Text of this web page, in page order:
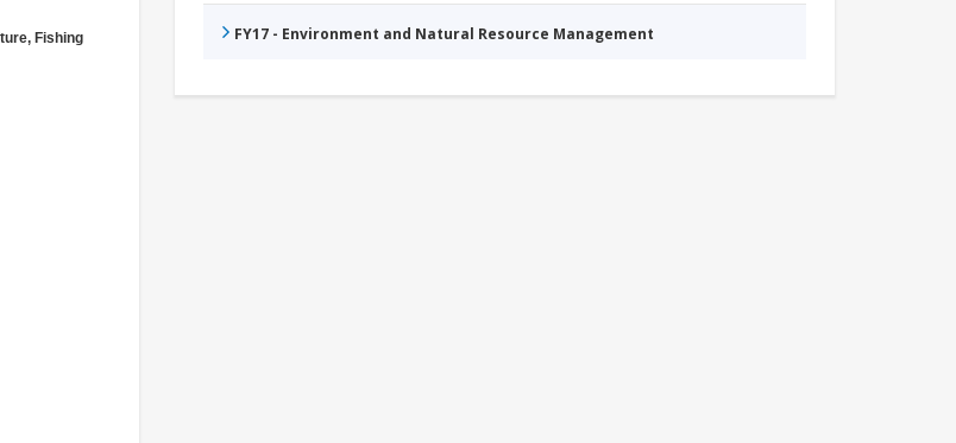
Fishing
FY17 - Environment and Natural Resource Management